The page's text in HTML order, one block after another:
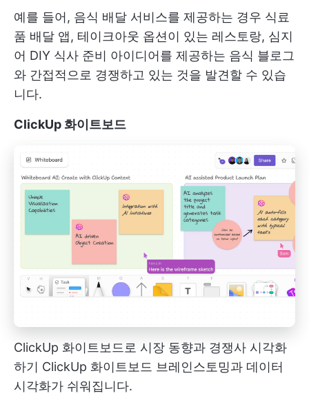
예를 들어, 음식 배달 서비스를 제공하는 경우 식료
품 배달 앱, 테이크아웃 옵션이 있는 레스토랑, 심지
어 DIY 식사 준비 아이디어를 제공하는 음식 블로그
와 간접적으로 경쟁하고 있는 것을 발견할 수 있습
니다.
ClickUp 화이트보드
ClickUp 화이트보드로 시장 동향과 경쟁사 시각화
하기 ClickUp 화이트보드 브레인스토밍과 데이터
시각화가 쉬워집니다.